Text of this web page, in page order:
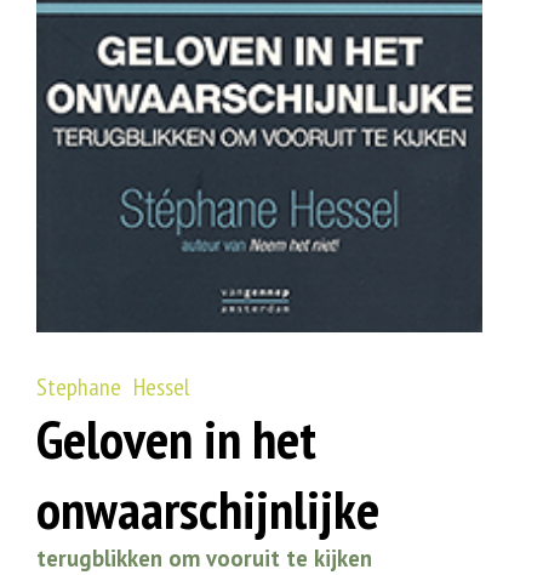
Stephane Hessel
Geloven in het
onwaarschijnlijke
terugblikken om vooruit te kijken